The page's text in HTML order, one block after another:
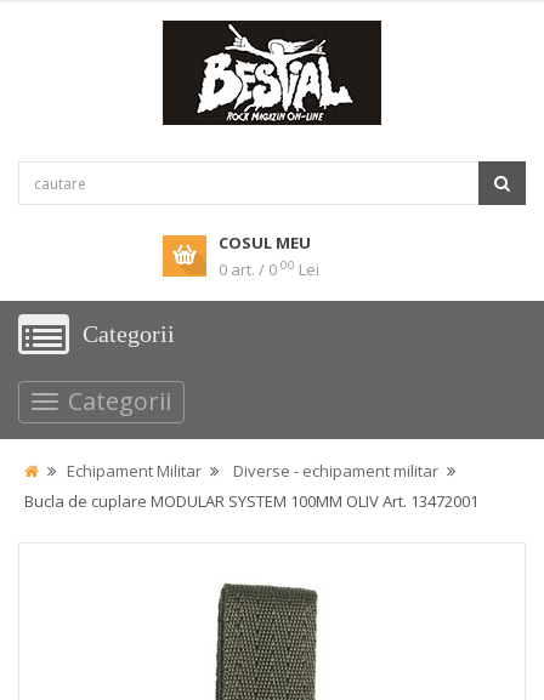
COSUL MEU
0 art. / 0 00 Lei
Categorii
Categorii
Echipament Militar
Diverse - echipament militar
Bucla de cuplare MODULAR SYSTEM 100MM OLIV Art. 13472001